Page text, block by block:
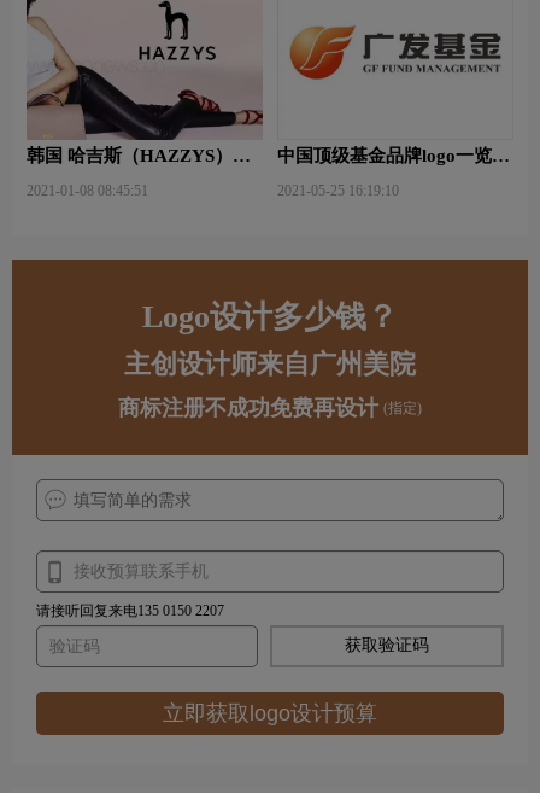
韩国 哈吉斯（HAZZYS）品
2021-01-08 08:45:51
中国顶级基金品牌logo一览：
2021-05-25 16:19:10
Logo设计多少钱？
主创设计师来自广州美院
商标注册不成功免费再设计 (指定)
请接听回复来电135 0150 2207
获取验证码
立即获取logo设计预算